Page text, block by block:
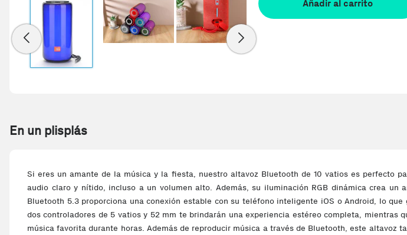
Añadir al carrito
En un plisplás
Si eres un amante de la música y la fiesta, nuestro altavoz Bluetooth de 10 vatios es perfecto
audio claro y nítido, incluso a un volumen alto. Además, su iluminación RGB dinámica crea
Bluetooth 5.3 proporciona una conexión estable con su teléfono inteligente iOS o Android, lo
dos controladores de 5 vatios y 52 mm te brindarán una experiencia estéreo completa,
música favorita durante horas. Además de reproducir música a través de Bluetooth, este